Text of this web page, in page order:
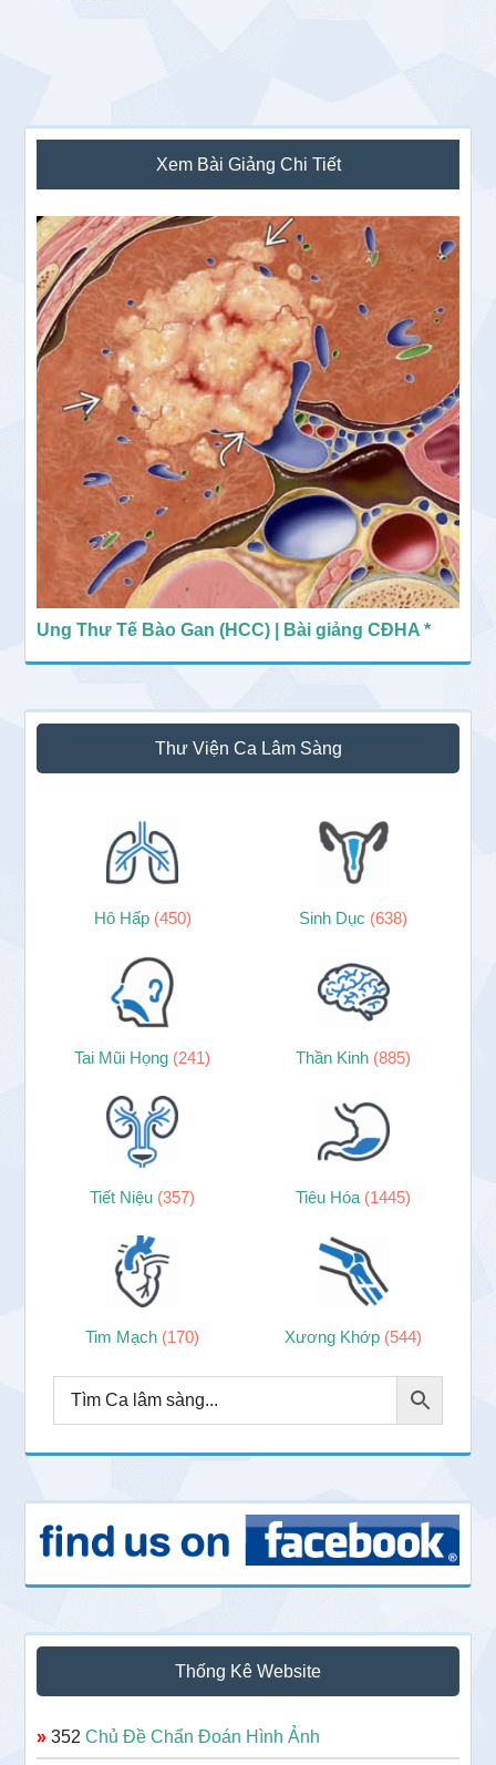
Sidebar
chính
Xem Bài Giảng Chi Tiết
Ung Thư Tế Bào Gan (HCC) | Bài giảng CĐHA *
Thư Viện Ca Lâm Sàng
Hô Hấp (450) Sinh Dục (638)
Tai Mũi Họng (241) Thần Kinh (885)
Tiết Niệu (357) Tiêu Hóa (1445)
Tim Mạch (170) Xương Khớp (544)
Thống Kê Website
» 352Chủ Đề Chẩn Đoán Hình Ảnh